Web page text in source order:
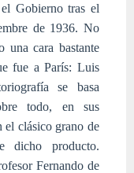
Gobierno tras el
de 1936. No
una cara bastante
fue a París: Luis
se basa
todo, en sus
el clásico grano de
dicho producto.
Fernando de